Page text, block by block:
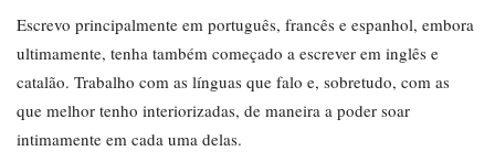
Escrevo principalmente em português, francês e espanhol, embora
ultimamente, tenha também começado a escrever em inglês e
catalão. Trabalho com as línguas que falo e, sobretudo, com as
que melhor tenho interiorizadas, de maneira a poder soar
intimamente em cada uma delas.